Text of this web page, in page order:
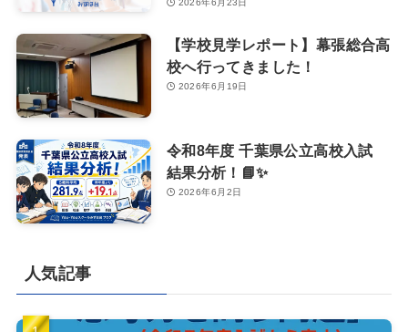
2026年6月23日
【学校見学レポート】幕張総合高
校へ行ってきました！
2026年6月19日
令和8年度 千葉県公立高校入試
結果分析！📘✨
2026年6月2日
人気記事